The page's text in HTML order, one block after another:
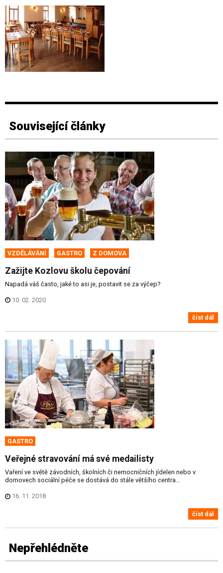
Související články
VZDĚLÁVÁNÍ GASTRO Z DOMOVA
Zažijte Kozlovu školu čepování
Napadá váš často, jaké to asi je, postavit se za výčep?
10. 02. 2020
číst dál
GASTRO
Veřejné stravování má své medailisty
Vaření ve světě závodních, školních či nemocničních jídelen nebo v
domovech sociální péče se dostává do stále většího centra...
16. 11. 2018
číst dál
Nepřehlédněte